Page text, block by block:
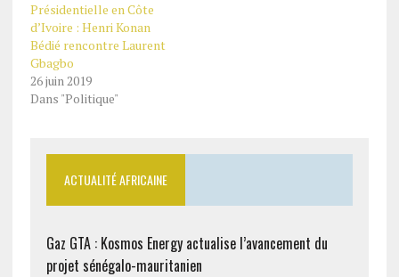
Présidentielle en Côte
d’Ivoire : Henri Konan
Bédié rencontre Laurent
Gbagbo
26 juin 2019
Dans "Politique"
ACTUALITÉ AFRICAINE
Gaz GTA : Kosmos Energy actualise l’avancement du
projet sénégalo-mauritanien